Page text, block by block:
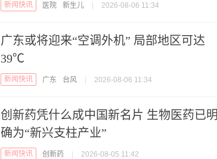
新闻快讯 医院 新生儿 2026-08-06 11:34
广东或将迎来“空调外机” 局部地区可达
39℃
新闻快讯 广东 台风 2026-08-06 11:34
创新药凭什么成中国新名片 生物医药已明
确为“新兴支柱产业”
新闻快讯 创新药 2026-08-05 11:42